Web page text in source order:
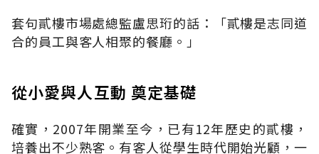
套句貳樓市場處總監盧思珩的話：「貳樓是志同道
合的員工與客人相聚的餐廳。」
從小愛與人互動 奠定基礎
確實，2007年開業至今，已有12年歷史的貳樓，
培養出不少熟客。有客人從學生時代開始光顧，一